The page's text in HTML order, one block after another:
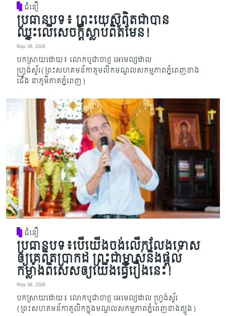
ជំនឿ
ប្រធានបទ៖ ព្រះយេស៊ូពិតជាបាន
ឈ្នះលើសេចក្តីស្លាប់ពិតមែន!
May 08, 2026
បកស្រាយដោយ៖ លោកបូជាចារ្យ អេមេល្សដាល
ហ្វ្រង់ស្វ័រ(ព្រះសហគមន៍កាតូមលិកមណ្ឌលសកម្មភាពភ្នំពេញខាង
ជើង នាភូមិភាគភ្នំពេញ)
ជំនឿ
ប្រធានបទ៖បើយើងចង់លើកលែងទោស
ឲ្យគេពិតប្រាកដ ព្រះជាម្ចាស់និងផ្តល់
កម្លាំងពិសេសឲ្យយើងធ្វើរឿងនេះ!
May 08, 2026
បកស្រាយដោយ៖ លោកបូជាចារ្យ អេមេល្សដាល ហ្វ្រង់ស្វ័រ
(ព្រះសហគមន៍កាតូលិកក្នុងមណ្ឌលសកម្មភាពភ្នំពេញខាងត្បូង)